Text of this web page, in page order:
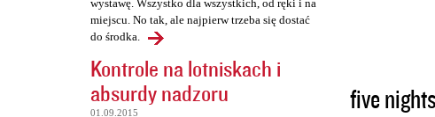
wystawę. Wszystko dla wszystkich, od ręki i na
miejscu. No tak, ale najpierw trzeba się dostać
do środka.
Kontrole na lotniskach i
absurdy nadzoru
01.09.2015 five